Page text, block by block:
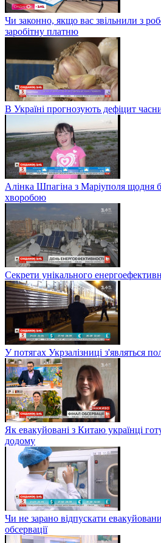
Чи законно, якщо вас звільнили з
заробітну платню
В Україні прогнозують дефіцит
Алінка Шпагіна з Маріуполя щодня
хворобою
Секрети унікального
У потягах Укрзалізниці з'являться
Як евакуйовані з Китаю українці
додому
Чи не зарано відпускати
обсервації